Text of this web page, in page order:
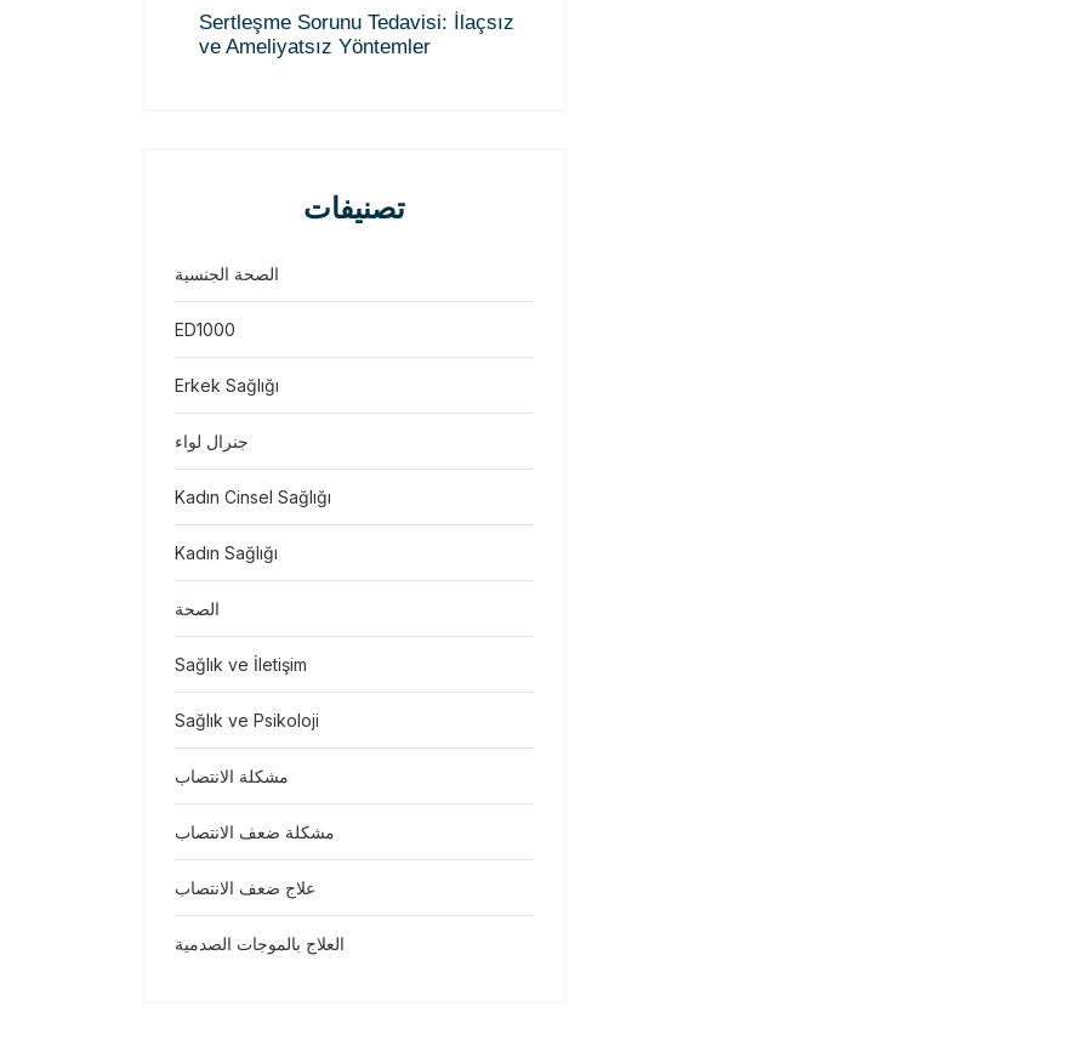
Sertleşme Sorunu Tedavisi: İlaçsız
ve Ameliyatsız Yöntemler
تصنيفات
الصحة الجنسية
ED1000
Erkek Sağlığı
جنرال لواء
Kadın Cinsel Sağlığı
Kadın Sağlığı
الصحة
Sağlık ve İletişim
Sağlık ve Psikoloji
مشكلة الانتصاب
مشكلة ضعف الانتصاب
علاج ضعف الانتصاب
العلاج بالموجات الصدمية